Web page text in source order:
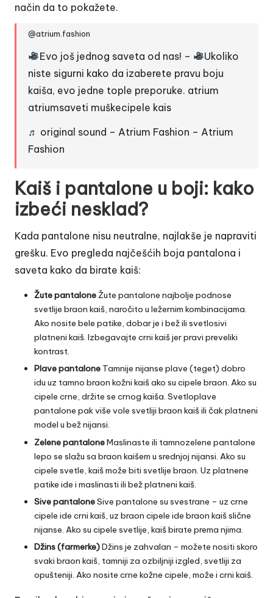
način da to pokažete.
@atrium.fashion
Evo još jednog saveta od nas! –
Ukoliko
niste sigurni kako da izaberete pravu boju
kaiša, evo jedne tople preporuke. atrium
atriumsaveti muškecipele kais
♬ original sound – Atrium Fashion – Atrium
Fashion
Kaiš i pantalone u boji: kako
izbeći nesklad?
Kada pantalone nisu neutralne, najlakše je napraviti
grešku. Evo pregleda najčešćih boja pantalona i
saveta kako da birate kaiš:
Žute pantaloneŽute pantalone najbolje podnose
svetlije braon kaiš, naročito u ležernim kombinacijama.
Ako nosite bele patike, dobar je i bež ili svetlosivi
platneni kaiš. Izbegavajte crni kaiš jer pravi preveliki
kontrast.
Plave pantalone Tamnije nijanse plave (teget) dobro
idu uz tamno braon kožni kaiš ako su cipele braon. Ako su
cipele crne, držite se crnog kaiša. Svetloplave
pantalone pak više vole svetliji braon kaiš ili čak platneni
model u bež nijansi.
Zelene pantaloneMaslinaste ili tamnozelene pantalone
lepo se slažu sa braon kaišem u srednjoj nijansi. Ako su
cipele svetle, kaiš može biti svetlije braon. Uz platnene
patike ide i maslinasti ili bež platneni kaiš.
Sive pantaloneSive pantalone su svestrane – uz crne
cipele ide crni kaiš, uz braon cipele ide braon kaiš slične
nijanse. Ako su cipele svetlije, kaiš birate prema njima.
Džins (farmerke)Džins je zahvalan – možete nositi skoro
svaki braon kaiš, tamniji za ozbiljniji izgled, svetliji za
opušteniji. Ako nosite crne kožne cipele, može i crni kaiš.